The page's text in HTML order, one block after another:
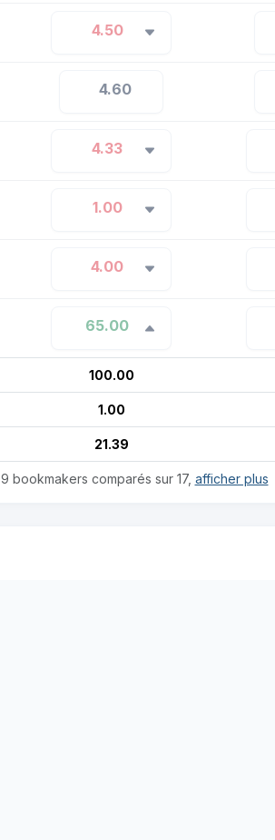
4.50
4.60
4.33
1.00
4.00
65.00
100.00
1.00
21.39
9 bookmakers comparés sur 17, afficher plus